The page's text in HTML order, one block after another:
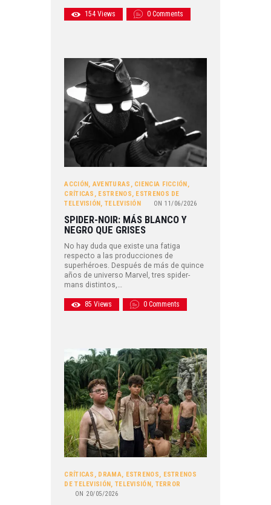
154 Views 0 Comments
ACCIÓN , AVENTURAS , CIENCIA FICCIÓN ,
CRÍTICAS , ESTRENOS, ESTRENOS DE
TELEVISIÓN , TELEVISIÓN ON 11/06/2026
SPIDER-NOIR: MÁS BLANCO Y
NEGRO QUE GRISES
No hay duda que existe una fatiga
respecto a las producciones de
superhéroes. Después de más de quince
años de universo Marvel, tres spider-
mans distintos,…
85 Views 0 Comments
CRÍTICAS , DRAMA, ESTRENOS, ESTRENOS
DE TELEVISIÓN, TELEVISIÓN, TERROR
ON 20/05/2026